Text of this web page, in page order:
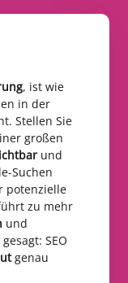
, ist wie
in der
Stellen Sie
großen
und
Suchen
potenzielle
zu mehr
und
SEO
genau